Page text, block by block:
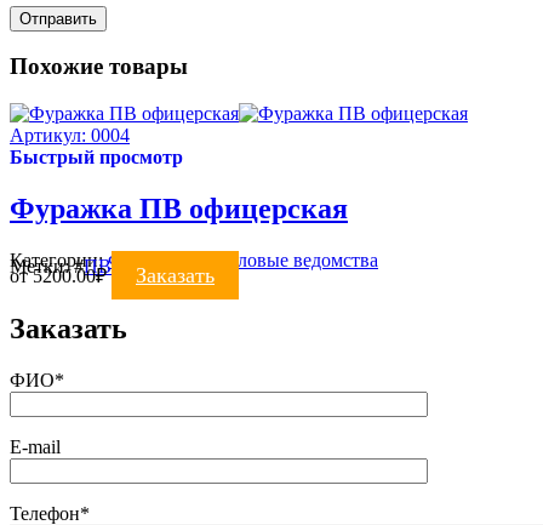
Похожие товары
Артикул: 0004
Быстрый просмотр
Фуражка ПВ офицерская
Категории: ФУРАЖКИ Силовые ведомства
Метки:#ПВ фуражка
от5200.00₽ Заказать
Заказать
ФИО*
E-mail
Телефон*